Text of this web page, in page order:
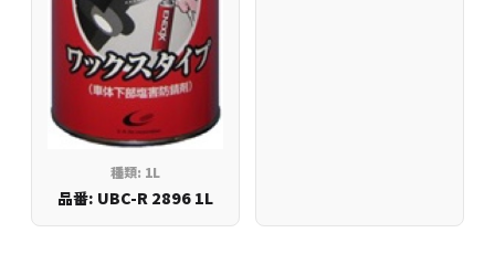
種類: 1L
品番: UBC-R 2896 1L